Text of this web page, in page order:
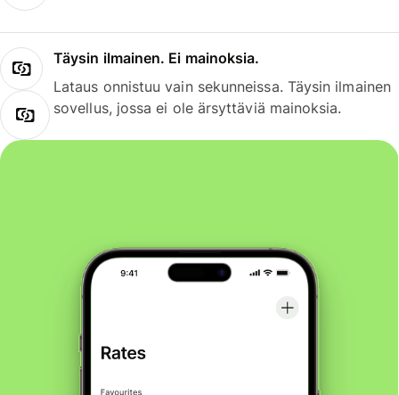
Täysin ilmainen. Ei mainoksia.
Lataus onnistuu vain sekunneissa. Täysin ilmainen
sovellus, jossa ei ole ärsyttäviä mainoksia.